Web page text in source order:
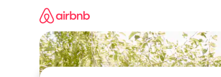
съдържанието